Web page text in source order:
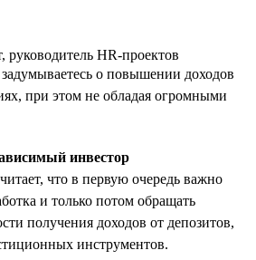
руководитель HR-проектов
о повышении доходов
при этом не обладая огромными
инвестор
что в первую очередь важно
и только потом обращать
получения доходов от депозитов,
инструментов.